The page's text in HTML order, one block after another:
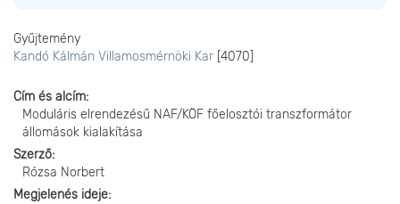
Gyűjtemény
Kandó Kálmán Villamosmérnöki Kar [4070]
Cím és alcím
Moduláris elrendezésű NAF/KÖF főelosztói transzformátor
állomások kialakítása
Szerző
Rózsa Norbert
Megjelenés ideje